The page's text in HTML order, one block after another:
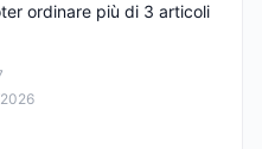
ordinare più di 3 articoli